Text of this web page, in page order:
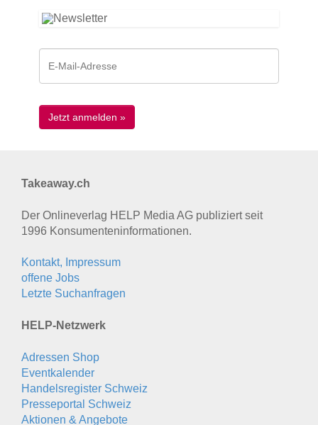
Takeaway.ch
Der Onlineverlag HELP Media AG publiziert seit
1996 Konsumenten­informationen.
Kontakt, Impressum
offene Jobs
Letzte Suchanfragen
HELP-Netzwerk
Adressen Shop
Eventkalender
Handelsregister Schweiz
Presseportal Schweiz
Aktionen & Angebote